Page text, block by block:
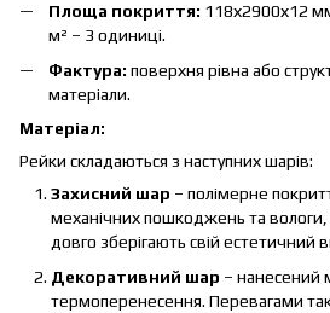
Площа покриття: 118х2900х12 мм
м² – 3 одиниці.
Фактура: поверхня рівна або
матеріали.
Матеріал:
Рейки складаються з наступних шарів:
Захисний шар – полімерне
механічних пошкоджень та
довго зберігають свій естетичний
Декоративний шар – нанесений
термоперенесення. Перевагами